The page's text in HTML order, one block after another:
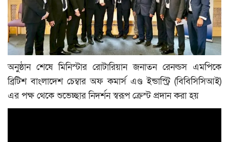
অনুষ্ঠান শেষে মিনিস্টার রোটারিয়ান জনাতন রেনল্ডস এমপিকে
ব্রিটিশ বাংলাদেশ চেম্বার অফ কমার্স এণ্ড ইন্ডাস্ট্রি (বিবিসিসিআই)
এর পক্ষ থেকে শুভেচ্ছার নিদর্শন স্বরূপ ক্রেস্ট প্রদান করা হয়